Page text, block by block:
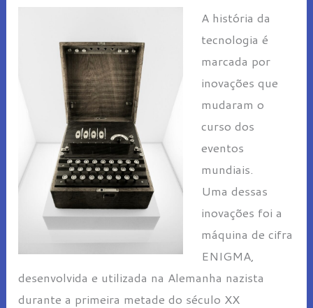
A história da
tecnologia é
marcada por
inovações que
mudaram o
curso dos
eventos
mundiais.
Uma dessas
inovações foi a
máquina de cifra
ENIGMA,
desenvolvida e utilizada na Alemanha nazista
durante a primeira metade do século XX